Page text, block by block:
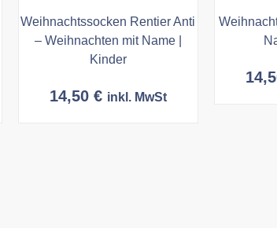
Weihnachtssocken Rentier Anti
– Weihnachten mit Name |
Kinder
14,50 € inkl. MwSt